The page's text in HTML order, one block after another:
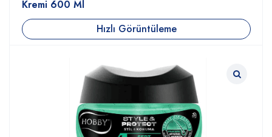
Kremi 600 Ml
Hızlı Görüntüleme